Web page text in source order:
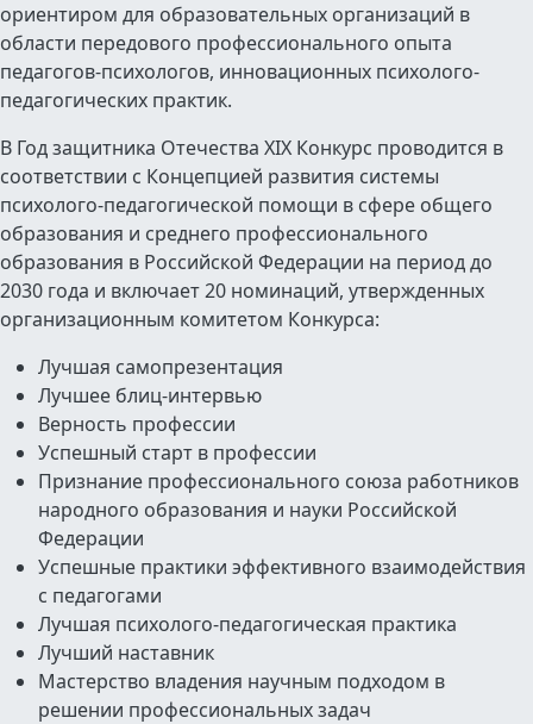
ориентиром для образовательных организаций в
области передового профессионального опыта
педагогов-психологов, инновационных психолого-
педагогических практик.
В Год защитника Отечества XIX Конкурс проводится в
соответствии с Концепцией развития системы
психолого-педагогической помощи в сфере общего
образования и среднего профессионального
образования в Российской Федерации на период до
2030 года и включает 20 номинаций, утвержденных
организационным комитетом Конкурса:
Лучшая самопрезентация
Лучшее блиц-интервью
Верность профессии
Успешный старт в профессии
Признание профессионального союза работников
народного образования и науки Российской
Федерации
Успешные практики эффективного взаимодействия
с педагогами
Лучшая психолого-педагогическая практика
Лучший наставник
Мастерство владения научным подходом в
решении профессиональных задач